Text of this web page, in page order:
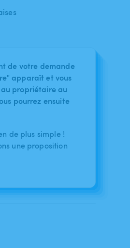
de votre demande
apparaît et vous
propriétaire au
pourrez ensuite
de plus simple !
une proposition